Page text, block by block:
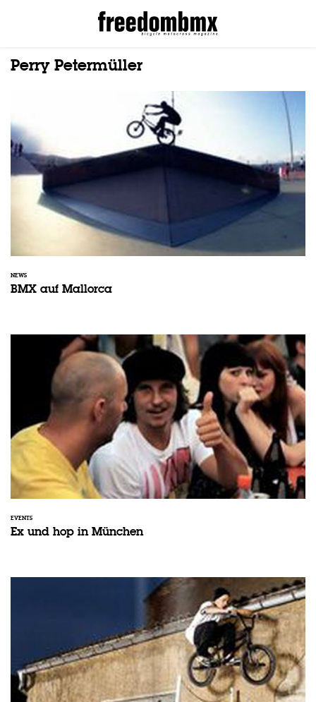
Perry Petermüller
NEWS
BMX auf Mallorca
EVENTS
Ex und hop in München